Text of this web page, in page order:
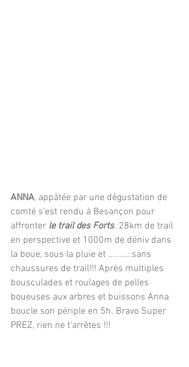
ANNA, appâtée par une dégustation de
comté s’est rendu à Besançon pour
affronter le trail des Forts. 28km de trail
en perspective et 1000m de déniv dans
la boue, sous la pluie et ..........sans
chaussures de trail!!! Après multiples
bousculades et roulages de pelles
boueuses aux arbres et buissons Anna
boucle son périple en 5h. Bravo Super
PREZ, rien ne t’arrêtes !!!